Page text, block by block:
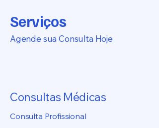
Serviços
Agende sua Consulta Hoje
Consultas Médicas
Consulta Profissional